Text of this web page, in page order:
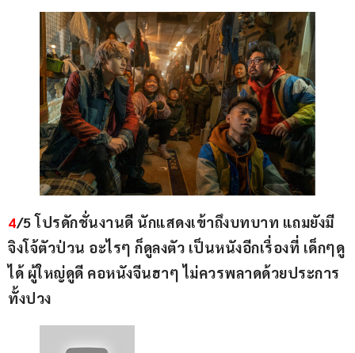
4/5 โปรดักชั่นงานดี นักแสดงเข้าถึงบทบาท แถมยังมี
จิงโจ้ตัวป่วน อะไรๆ ก็ดูลงตัว เป็นหนังอีกเรื่องที่ เด็กๆดู
ได้ ผู้ใหญ่ดูดี คอหนังจีนฮาๆ ไม่ควรพลาดด้วยประการ
ทั้งปวง